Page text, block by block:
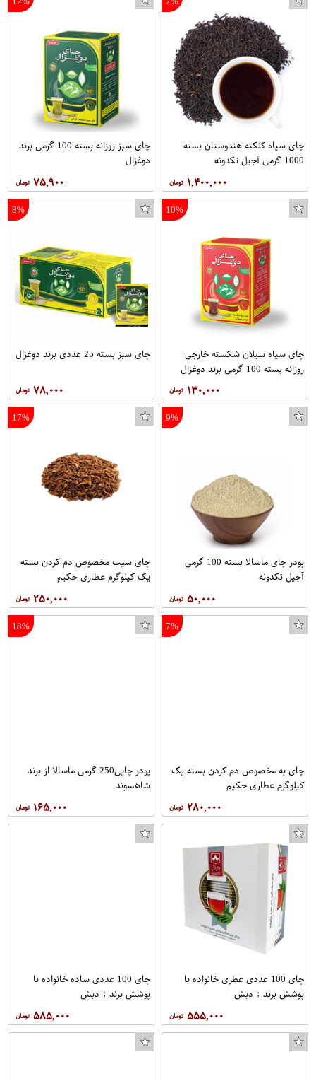
چای سیاه کلکته هندوستان بسته
1000 گرمی آجیل تکدونه
۱,۴۰۰,۰۰۰
چای سبز روزانه بسته 100 گرمی برند
دوغزال
۷۵,۹۰۰
10%
چای سیاه سیلان شکسته خارجی
روزانه بسته 100 گرمی برند دوغزال
۱۳۰,۰۰۰
8%
چای سبز بسته 25 عددی برند دوغزال
۷۸,۰۰۰
9%
پودر چای ماسالا بسته 100 گرمی
آجیل تکدونه
۵۰,۰۰۰
17%
چای سیب مخصوص دم کردن بسته
یک کیلوگرم عطاری حکیم
۲۵۰,۰۰۰
7%
چای به مخصوص دم کردن بسته یک
کیلوگرم عطاری حکیم
۲۸۰,۰۰۰
18%
پودر چایی250 گرمی ماسالا از برند
شاهسوند
۱۶۵,۰۰۰
چای 100 عددی عطری خانواده با
پوشش برند : دبش
۵۵۵,۰۰۰
چای 100 عددی ساده خانواده با
پوشش برند : دبش
۵۸۵,۰۰۰